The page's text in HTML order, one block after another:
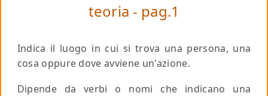
teoria - pag.1
Indica il luogo in cui si trova una persona, una
cosa oppure dove avviene un'azione.
Dipende da verbi o nomi che indicano una